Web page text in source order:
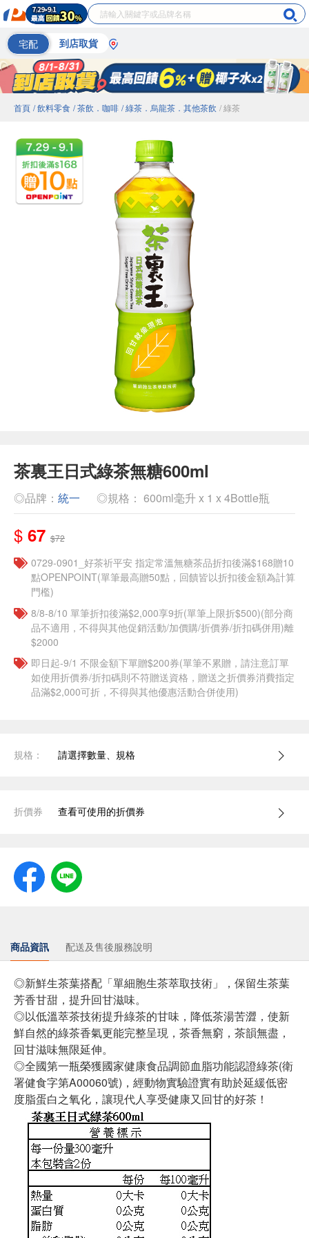
宅配 到店取貨
首頁 / 飲料零食 / 茶飲．咖啡 / 綠茶．烏龍茶．其他茶飲 / 綠茶
茶裏王日式綠茶無糖600ml
◎品牌： 統一 ◎規格： 600ml毫升 x 1 x 4Bottle瓶
$ 67 $72
​​0729-0901_好茶祈平安 指定常溫無糖茶品折扣後滿$168贈10
點OPENPOINT(單筆最高贈50點，回饋皆以折扣後金額為計算
門檻)
8/8-8/10 單筆折扣後滿$2,000享9折(單筆上限折$500)(部分商
品不適用，不得與其他促銷活動/加價購/折價券/折扣碼併用)離
$2000
即日起-9/1 不限金額下單贈$200券(單筆不累贈，請注意訂單
如使用折價券/折扣碼則不符贈送資格，贈送之折價券消費指定
品滿$2,000可折，不得與其他優惠活動合併使用)
規格： 請選擇數量、規格
折價券 查看可使用的折價券
商品資訊 配送及售後服務說明
◎新鮮生茶葉搭配「單細胞生茶萃取技術」，保留生茶葉
芳香甘甜，提升回甘滋味。
◎以低溫萃茶技術提升綠茶的甘味，降低茶湯苦澀，使新
鮮自然的綠茶香氣更能完整呈現，茶香無窮，茶韻無盡，
回甘滋味無限延伸。
◎全國第一瓶榮獲國家健康食品調節血脂功能認證綠茶(衛
署健食字第A00060號)，經動物實驗證實有助於延緩低密
度脂蛋白之氧化，讓現代人享受健康又回甘的好茶！